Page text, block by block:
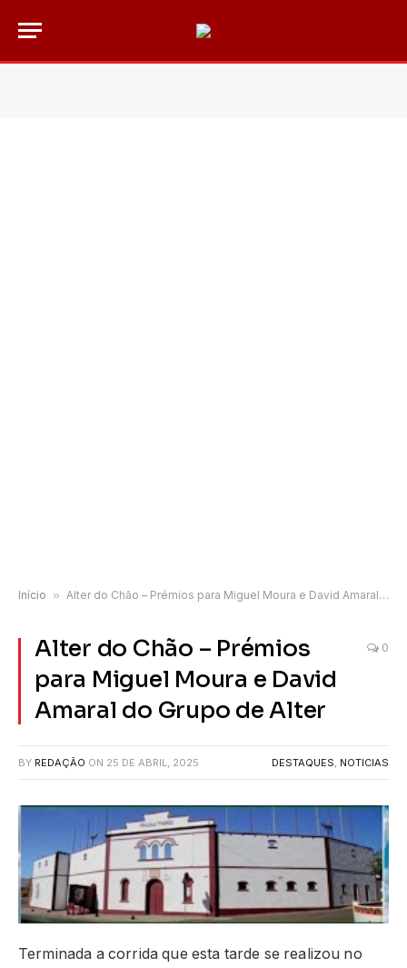
Início » Alter do Chão – Prémios para Miguel Moura e David Amaral do Grupo de Alter
Alter do Chão – Prémios
para Miguel Moura e David
Amaral do Grupo de Alter
0
BY REDAÇÃO ON 25 DE ABRIL, 2025 DESTAQUES, NOTICIAS
Terminada a corrida que esta tarde se realizou no